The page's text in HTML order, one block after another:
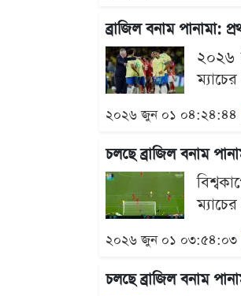
ব্রাজিল বনাম পানামা:
২০২৬
২০২৬ জুন ০১
চলছে ব্রাজিল বনাম
২০২৬ জুন ০১
চলছে ব্রাজিল বনাম